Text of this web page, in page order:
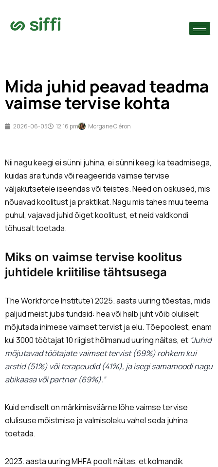
›
Mida juhid peavad teadma
vaimse tervise kohta
2026-06-05 12:16 pm Morgane Oléron
Nii nagu keegi ei sünni juhina, ei sünni keegi ka teadmisega,
kuidas ära tunda või reageerida vaimse tervise
väljakutsetele iseendas või teistes. Need on oskused, mis
nõuavad koolitust ja praktikat. Nagu mis tahes muu teema
puhul, vajavad juhid õiget koolitust, et neid valdkondi
tõhusalt toetada.
Miks on vaimse tervise koolitus
juhtidele kriitilise tähtsusega
The Workforce Institute'i 2025. aasta uuring tõestas, mida
paljud meist juba tundsid: hea või halb juht võib oluliselt
mõjutada inimese vaimset tervist ja elu. Tõepoolest, enam
kui 3000 töötajat 10 riigist hõlmanud uuring näitas, et “Juhid
mõjutavad töötajate vaimset tervist (69%) rohkem kui
arstid (51%) või terapeudid (41%), ja isegi samamoodi nagu
abikaasa või partner (69%).”
Kuid endiselt on märkimisväärne lõhe vaimse tervise
olulisuse mõistmise ja valmisoleku vahel seda juhina
toetada.
2023. aasta uuring MHFA poolt näitas, et kolmandik